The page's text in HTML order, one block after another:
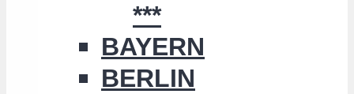
***
BAYERN
BERLIN